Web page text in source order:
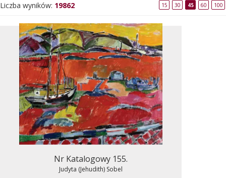
Liczba wyników: 19862 15 30 45 60 100
Nr Katalogowy 155.
Judyta (Jehudith) Sobel